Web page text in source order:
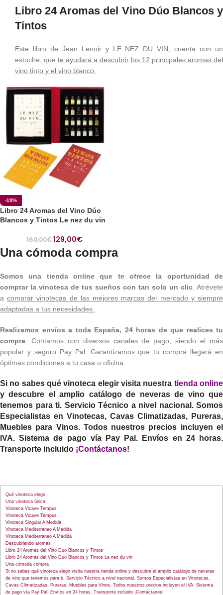
Libro 24 Aromas del Vino Dúo Blancos y
Tintos
Este libro de Jean Lenoir y LE NEZ DU VIN, cuenta con un
estuche, que te ayudará a descubrir los 12 principales aromas del
vino tinto y el vino blanco.
-19%
Libro 24 Aromas del Vino Dúo
Blancos y Tintos Le nez du vin
160,00€129,00€
Una cómoda compra
Somos una tienda online que te ofrece la oportunidad de
comprar la vinoteca de tus sueños con tan solo un clic . Atrévete
acomprar vinotecas de las mejores marcas del mercado y siempre
adaptadas a tus necesidades.
Realizamos envíos a toda España, 24 horas de que realices tu
compra . Contamos con diversos canales de pago, siendo el más
popular y seguro Pay Pal. Garantizamos que tu compra llegará en
óptimas condiciones a tu casa u oficina.
Si no sabes qué vinoteca elegir visita nuestra tienda online
y descubre el amplio catálogo de neveras de vino que
tenemos para ti. Servicio Técnico a nivel nacional. Somos
Especialistas en Vinotecas, Cavas Climatizadas, Pureras,
Muebles para Vinos. Todos nuestros precios incluyen el
IVA. Sistema de pago vía Pay Pal. Envíos en 24 horas.
Transporte incluido ¡Contáctanos!
Qué vinoteca elegir
Una vinoteca única
Vinoteca Vicave Tempus
Vinoteca Vicave Tempus
Vinoteca Singular A Medida
Vinoteca Mediterraneo A Medida
Vinoteca Mediterraneo A Medida
Descubriendo aromas
Libro 24 Aromas del Vino Dúo Blancos y Tintos
Libro 24 Aromas del Vino Dúo Blancos y Tintos Le nez du vin
Una cómoda compra
Si no sabes qué vinoteca elegir visita nuestra tienda online y descubre el amplio catálogo de neveras
de vino que tenemos para ti. Servicio Técnico a nivel nacional. Somos Especialistas en Vinotecas,
Cavas Climatizadas, Pureras, Muebles para Vinos. Todos nuestros precios incluyen el IVA. Sistema
de pago vía Pay Pal. Envíos en 24 horas. Transporte incluido ¡Contáctanos!